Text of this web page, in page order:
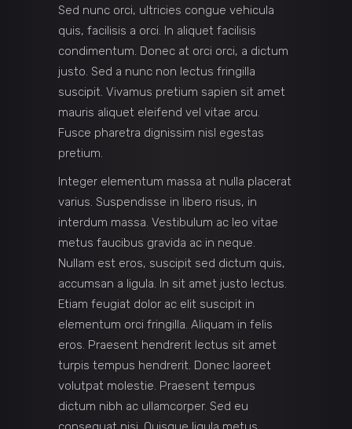
Sed nunc orci, ultricies congue vehicula
quis, facilisis a orci. In aliquet facilisis
condimentum. Donec at orci orci, a dictum
justo. Sed a nunc non lectus fringilla
suscipit. Vivamus pretium sapien sit amet
mauris aliquet eleifend vel vitae arcu.
Fusce pharetra dignissim nisl egestas
pretium.
Integer elementum massa at nulla placerat
varius. Suspendisse in libero risus, in
interdum massa. Vestibulum ac leo vitae
metus faucibus gravida ac in neque.
Nullam est eros, suscipit sed dictum quis,
accumsan a ligula. In sit amet justo lectus.
Etiam feugiat dolor ac elit suscipit in
elementum orci fringilla. Aliquam in felis
eros. Praesent hendrerit lectus sit amet
turpis tempus hendrerit. Donec laoreet
volutpat molestie. Praesent tempus
dictum nibh ac ullamcorper. Sed eu